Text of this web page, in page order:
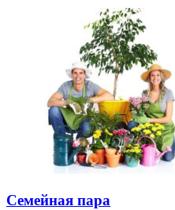
Семейная пара